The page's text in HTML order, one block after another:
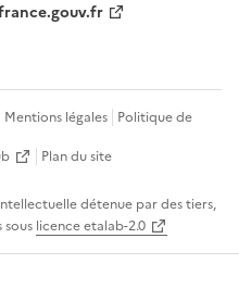
Mentions légales Politique de
Plan du site
détenue par des tiers,
sous licence etalab-2.0